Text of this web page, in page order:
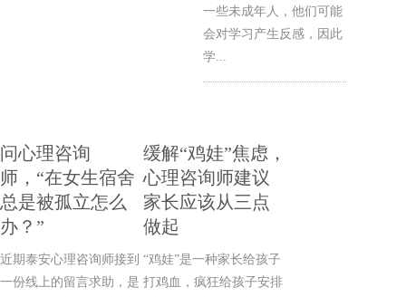
一些未成年人，他们可能
会对学习产生反感，因此
学...
问心理咨询
师，“在女生宿舍
总是被孤立怎么
办？”
近期泰安心理咨询师接到
一份线上的留言求助，是
缓解“鸡娃”焦虑，
心理咨询师建议
家长应该从三点
做起
“鸡娃”是一种家长给孩子
打鸡血，疯狂给孩子安排